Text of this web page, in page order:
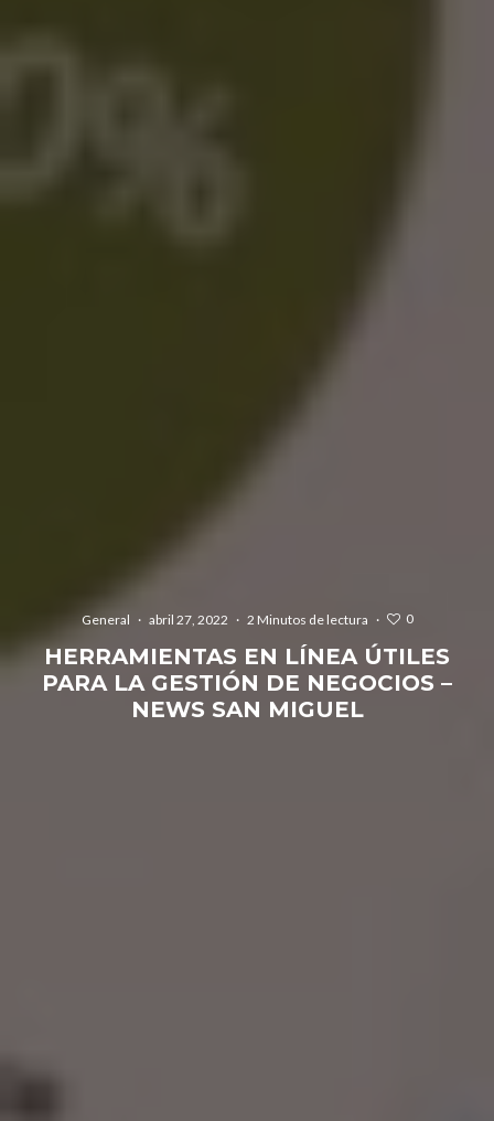
General · abril 27, 2022 · 2 Minutos de lectura · 0
HERRAMIENTAS EN LÍNEA ÚTILES
PARA LA GESTIÓN DE NEGOCIOS –
NEWS SAN MIGUEL